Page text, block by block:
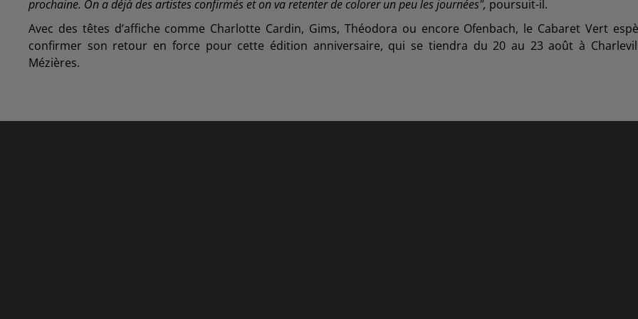
prochaine. On a déjà des artistes confirmés et on va retenter de colorer un peu les journées", poursuit-il.
Avec des têtes d’affiche comme Charlotte Cardin, Gims, Théodora ou encore Ofenbach, le Cabaret Vert
confirmer son retour en force pour cette édition anniversaire, qui se tiendra du 20 au 23 août à
Mézières.